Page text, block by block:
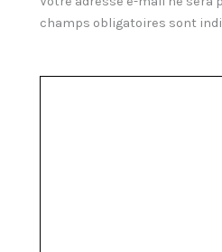
champs obligatoires sont